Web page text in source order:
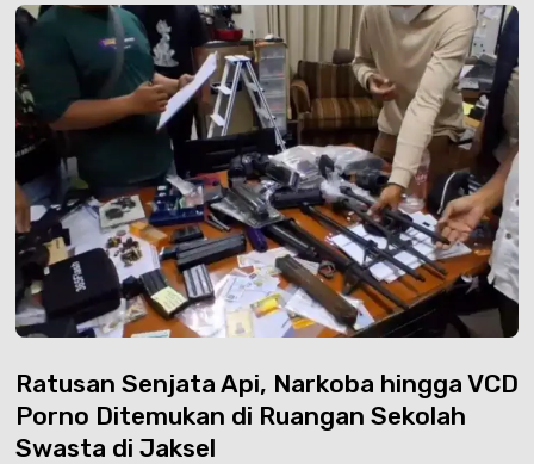
Ratusan Senjata Api, Narkoba hingga VCD
Porno Ditemukan di Ruangan Sekolah
Swasta di Jaksel